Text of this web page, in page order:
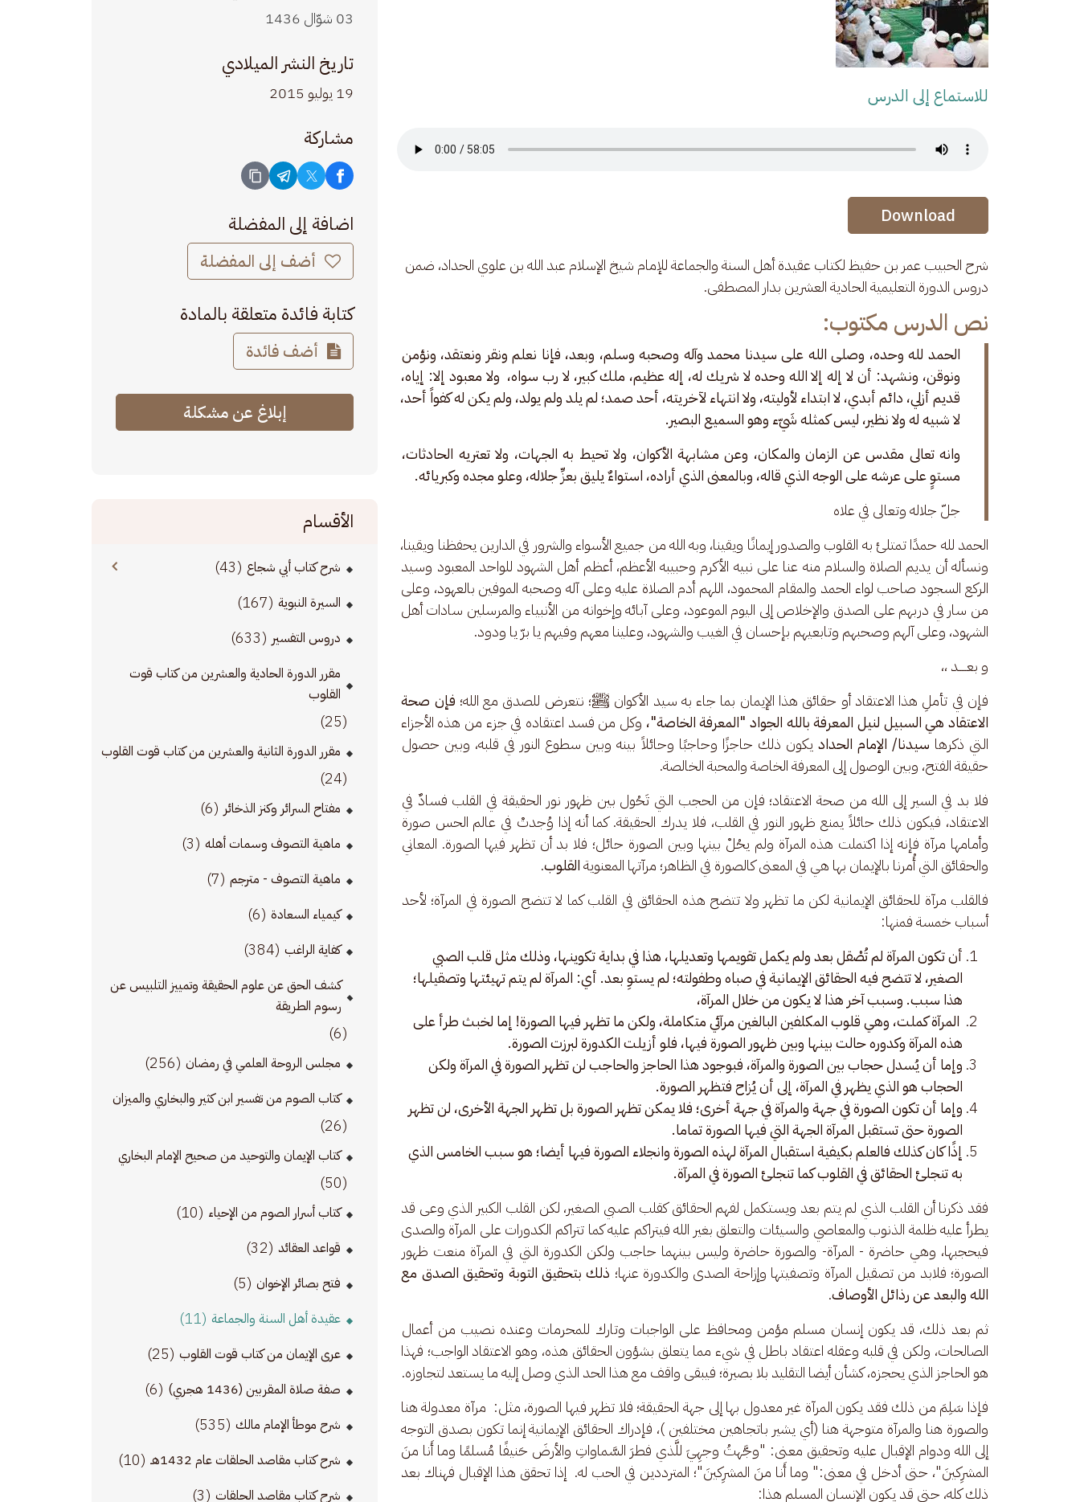
للاستماع إلى الدرس
Audio Stream
Audio Stream
Download
شرح الحبيب عمر بن حفيظ لكتاب عقيدة أهل السنة والجماعة للإمام شيخ الإسلام عبد الله بن علوي الحداد، ضمن
دروس الدورة التعليمية الحادية العشرين بدار المصطفى.
نص الدرس مكتوب:
الحمد لله وحده، وصلى الله على سيدنا محمد وآله وصحبه وسلم، وبعد، فإنا نعلم ونقر ونعتقد، ونؤمن
ونوقن، ونشهد: أن لا إله إلا الله وحده لا شريك له، إله عظيم، ملك كبير، لا رب سواه،  ولا معبود إلا: إياه،
قديم أزلي، دائم أبدي، لا ابتداء لأوليته، ولا انتهاء لآخريته، أحد صمد؛ لم يلد ولم يولد، ولم يكن له كفواً أحد،
لا شبيه له ولا نظير، ليس كمثله شَيّء وهو السميع البصير.
وانه تعالى مقدس عن الزمان والمكان، وعن مشابهة الأكوان، ولا تحيط به الجهات، ولا تعتريه الحادثات،
مستوٍ على عرشه على الوجه الذي قاله، وبالمعنى الذي أراده، استواءٌ يليق بعزِّ جلاله، وعلو مجده وكبريائه.
جلّ جلاله وتعالى في علاه
الحمد لله حمدًا تمتلئ به القلوب والصدور إيمانًا ويقينا، وبه الله من جميع الأسواء والشرور في الدارين يحفظنا ويقينا،
ونسأله أن يديم الصلاة والسلام منه عنا على نبيه الأكرم وحبيبه الأعظم، أعظم أهل الشهود للواحد المعبود وسيد
الركع السجود صاحب لواء الحمد والمقام المحمود، اللهم أدم الصلاة عليه وعلى آله وصحبه الموفين بالعهود، وعلى
من سار في دربهم على الصدق والإخلاص إلى اليوم الموعود، وعلى آبائه وإخوانه من الأنبياء والمرسلين سادات أهل
الشهود، وعلى آلهم وصحبهم وتابعيهم بإحسان في الغيب والشهود، وعلينا معهم وفيهم يا برّ يا ودود.
و بعـــــد ،،
فإن في تأملِ هذا الاعتقاد أو حقائق هذا الإيمان بما جاء به سيد الأكوان ﷺ؛ نتعرض للصدق مع الله؛ فإن صحة
الاعتقاد هي السبيل لنيل المعرفة بالله الجواد "المعرفة الخاصة"، وكل من فسد اعتقاده في جزء من هذه الأجزاء
التي ذكرها سيدنا/ الإمام الحداد يكون ذلك حاجزًا وحاجبًا وحائلاً بينه وبين سطوع النور في قلبه، وبين حصول
حقيقة الفتح، وبين الوصول إلى المعرفة الخاصة والمحبة الخالصة.
فلا بد في السير إلى الله من صحة الاعتقاد؛ فإن من الحجب التي تَحُول بين ظهور نور الحقيقة في القلب فسادٌ في
الاعتقاد، فيكون ذلك حائلاً يمنع ظهور النور في القلب، فلا يدرك الحقيقة. كما أنه إذا وُجدتْ في عالم الحس صورة
وأمامها مرآة فإنه إذا اكتملت هذه المرآة ولم يحُلْ بينها وبين الصورة حائل؛ فلا بد أن تظهر فيها الصورة. المعاني
والحقائق التي أُمرنا بالإيمان بها هي في المعنى كالصورة في الظاهر؛ مرآتها المعنوية القلوب.
فالقلب مرآة للحقائق الإيمانية لكن ما تظهر ولا تتضح هذه الحقائق في القلب كما لا تتضح الصورة في المرآة؛ لأحد
أسباب خمسة فمنها:
أن تكون المرآة لم تُصْقل بعد ولم يكمل تقويمها وتعديلها، هذا في بداية تكوينها، وذلك مثل قلب الصبي
الصغير، لا تتضح فيه الحقائق الإيمانية في صباه وطفولته؛ لم يستوِ بعد. أي: المرآة لم يتم تهيئتها وتصقيلها؛
هذا سبب. وسبب آخر هذا لا يكون من خلال المرآة،
المرآة كملت، وهي قلوب المكلفين البالغين مرآئي متكاملة، ولكن ما تظهر فيها الصورة! إما لخبث طرأ على
هذه المرآة وكدوره حالت بينها وبين ظهور الصورة فيها، فلو أزيلت الكدورة لبرزت الصورة.
وإما أن يُسدل حجاب بين الصورة والمرآة، فبوجود هذا الحاجز والحاجب لن تظهر الصورة في المرآة ولكن
الحجاب هو الذي يظهر في المرآة، إلى أن يُزاح فتظهر الصورة.
وإما أن تكون الصورة في جهة والمرآة في جهة أخرى؛ فلا يمكن تظهر الصورة بل تظهر الجهة الأخرى، لن تظهر
الصورة حتى تستقبل المرآة الجهة التي فيها الصورة تماما.
إذًا كان كذلك فالعلم بكيفية استقبال المرآة لهذه الصورة وانجلاء الصورة فيها أيضا؛ هو سبب الخامس الذي
به تنجلئ الحقائق في القلوب كما تنجلئ الصورة في المرآة.
فقد ذكرنا أن القلب الذي لم يتم بعد ويستكمل لفهم الحقائق كقلب الصبي الصغير، لكن القلب الكبير الذي وعى قد
يطرأ عليه ظلمة الذنوب والمعاصي والسيئات والتعلق بغير الله فيتراكم عليه كما تتراكم الكدورات على المرآة والصدى
فيحجبها، وهي حاضرة - المرآة- والصورة حاضرة وليس بينهما حاجب ولكن الكدورة التي في المرآة منعت ظهور
الصورة؛ فلابد من تصقيل المرآة وتصفيتها وإزاحة الصدى والكدورة عنها؛ ذلك بتحقيق التوبة وتحقيق الصدق مع
الله والبعد عن رذائل الأوصاف.
ثم بعد ذلك، قد يكون إنسان مسلم مؤمن ومحافظ على الواجبات وتارك للمحرمات وعنده نصيب من أعمال
الصالحات، ولكن في قلبه وعقله اعتقاد باطل في شيء مما يتعلق بشؤون الحقائق هذه، وهو الاعتقاد الواجب؛ فهذا
هو الحاجز الذي يحجزه، كشأن أيضا التقليد بلا بصيرة؛ فيبقى واقف مع هذا الحد الذي وصل إليه ما يستعد لتجاوزه.
فإذا سَلِمَ من ذلك فقد يكون المرآة غير معدول بها إلى جهة الحقيقة؛ فلا تظهر فيها الصورة، مثل:  مرآة معدولة هنا
والصورة هنا والمرآة متوجهة هنا (أي يشير باتجاهين مختلفين )، فإدراك الحقائق الإيمانية إنما تكون بصدق التوجه
إلى الله ودوام الإقبال عليه وتحقيق معنى: "وجَّهتُ وجهِيَ للَّذي فطرَ السَّماواتِ والأرضَ حَنيفًا مُسلمًا وما أَنا منَ
المشرِكينَ"، حتى أدخل في معنى:" وما أَنا منَ المشرِكينَ"؛ المترددين في الحب له.  إذا تحقق هذا الإقبال فهناك بعد
ذلك كله، حتى قد يكون الإنسان المسلم هذا:
03 شوّال 1436
تاريخ النشر الميلادي
19 يوليو 2015
مشاركة
اضافة إلى المفضلة
أضف إلى المفضلة
كتابة فائدة متعلقة بالمادة
أضف فائدة
إبلاغ عن مشكلة
الأقسام
شرح كتاب أبي شجاع (43)
السيرة النبوية (167)
دروس التفسير (633)
مقرر الدورة الحادية والعشرين من كتاب قوت
القلوب
(25)
مقرر الدورة الثانية والعشرين من كتاب قوت القلوب
(24)
مفتاح السرائر وكنز الذخائر (6)
ماهية التصوف وسمات أهله (3)
ماهية التصوف - مترجم (7)
كيمياء السعادة (6)
كفاية الراغب (384)
كشف الحق عن علوم الحقيقة وتمييز التلبيس عن
رسوم الطريقة
(6)
مجلس الروحة العلمي في رمضان (256)
كتاب الصوم من تفسير ابن كثير والبخاري والميزان
(26)
كتاب الإيمان والتوحيد من صحيح الإمام البخاري
(50)
كتاب أسرار الصوم من الإحياء (10)
قواعد العقائد (32)
فتح بصائر الإخوان (5)
عقيدة أهل السنة والجماعة (11)
عرى الإيمان من كتاب قوت القلوب (25)
صفة صلاة المقربين (1436 هجري) (6)
شرح موطأ الإمام مالك (535)
شرح كتاب مقاصد الحلقات عام 1432هـ (10)
شرح كتاب مقاصد الحلقات (3)